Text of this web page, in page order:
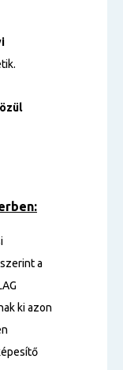
a
ki azon